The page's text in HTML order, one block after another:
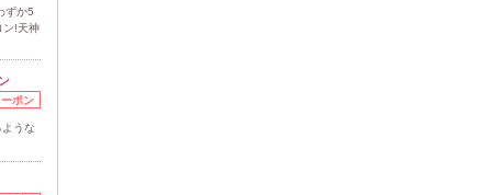
ずか5
ン!天神
ポン
うな